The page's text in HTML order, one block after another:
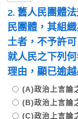
2. 舊人民團體
民團體，其組
土者，不予許
就人民之下列
理由，顯已逾
(A)政治上言論
(B)政治上言論
(C)政治上言論